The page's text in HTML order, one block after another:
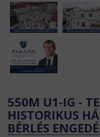
550M U1-IG -
HISTORIKUS
BÉRLÉS